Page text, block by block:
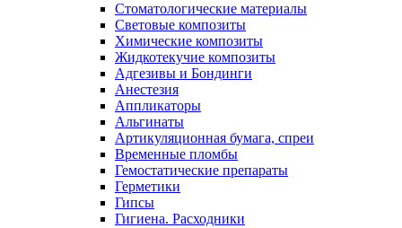
Стоматологические материалы
Световые композиты
Химические композиты
Жидкотекучие композиты
Адгезивы и Бондинги
Анестезия
Аппликаторы
Альгинаты
Артикуляционная бумага, спреи
Временные пломбы
Гемостатические препараты
Герметики
Гипсы
Гигиена. Расходники